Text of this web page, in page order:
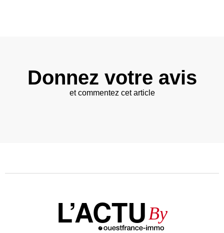
Donnez votre avis
et commentez cet article
L’ACTUBy